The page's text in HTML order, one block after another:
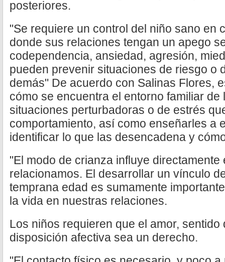
posteriores.
"Se requiere un control del niño sano en
donde sus relaciones tengan un apego
codependencia, ansiedad, agresión,
pueden prevenir situaciones de riesgo o
demás" De acuerdo con Salinas Flores,
cómo se encuentra el entorno familiar de
situaciones perturbadoras o de estrés
comportamiento, así como enseñarles a
identificar lo que las desencadena y
"El modo de crianza influye directamente
relacionamos. El desarrollar un vínculo
temprana edad es sumamente
la vida en nuestras relaciones.
Los niños requieren que el amor, sentido
disposición afectiva sea un derecho.